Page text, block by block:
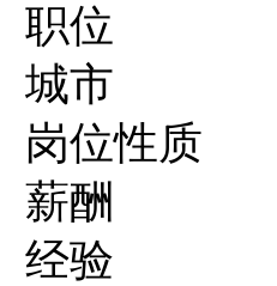
职位
城市
岗位性质
薪酬
经验